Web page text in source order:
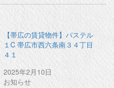
【帯広の賃貸物件】パステル
１C 帯広市西六条南３４丁目
４１
2025年2月10日
お知らせ